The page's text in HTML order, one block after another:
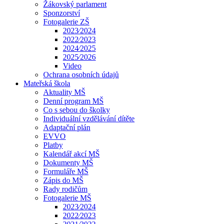
Žákovský parlament
Sponzorství
Fotogalerie ZŠ
2023⁄2024
2022⁄2023
2024⁄2025
2025⁄2026
Video
Ochrana osobních údajů
Mateřská škola
Aktuality MŠ
Denní program MŠ
Co s sebou do školky
Individuální vzdělávání dítěte
Adaptační plán
EVVO
Platby
Kalendář akcí MŠ
Dokumenty MŠ
Formuláře MŠ
Zápis do MŠ
Rady rodičům
Fotogalerie MŠ
2023⁄2024
2022⁄2023